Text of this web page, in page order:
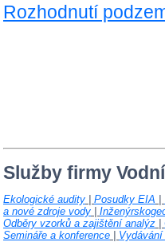
Rozhodnutí
Služby firmy
Ekologické audity Posudky EIA
a nové zdroje vody
Odběry vzorků a zajištění analýz
Semináře a konference